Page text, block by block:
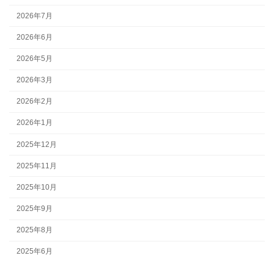
2026年7月
2026年6月
2026年5月
2026年3月
2026年2月
2026年1月
2025年12月
2025年11月
2025年10月
2025年9月
2025年8月
2025年6月